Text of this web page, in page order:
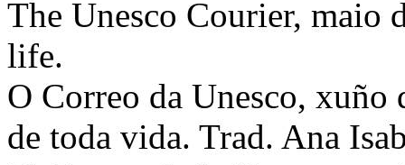
The Unesco Courier,
life.
O Correo da Unesco,
de toda vida. Trad. Ana